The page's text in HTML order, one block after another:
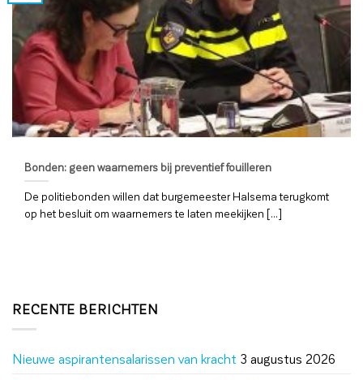
Bonden: geen waarnemers bij preventief fouilleren
De politiebonden willen dat burgemeester Halsema terugkomt
op het besluit om waarnemers te laten meekijken [...]
RECENTE BERICHTEN
Nieuwe aspirantensalarissen van kracht 3 augustus 2026